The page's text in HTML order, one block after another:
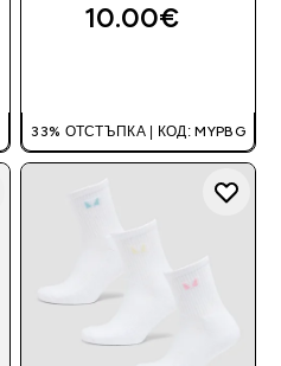
10.00€‎
33% ОТСТЪПКА | КОД: MYPBG